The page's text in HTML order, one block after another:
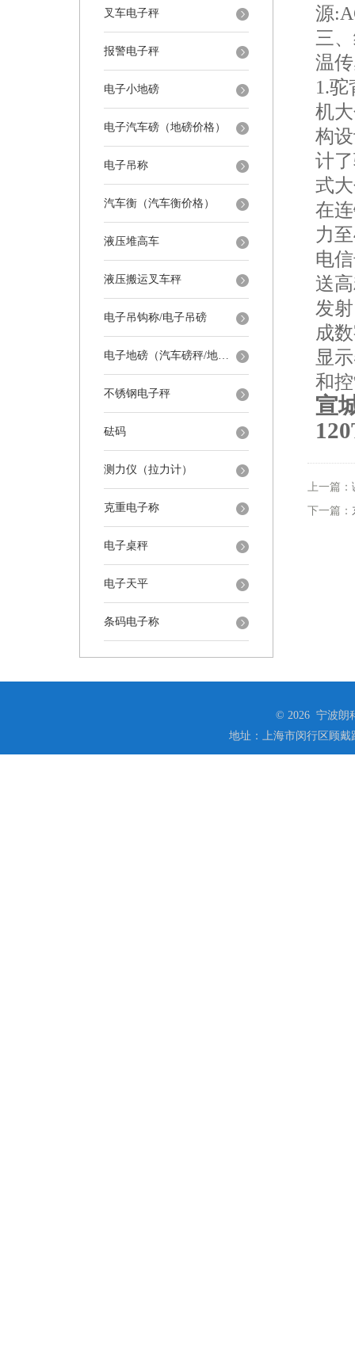
叉车电子秤
报警电子秤
电子小地磅
电子汽车磅（地磅价格）
电子吊称
汽车衡（汽车衡价格）
液压堆高车
液压搬运叉车秤
电子吊钩称/电子吊磅
电子地磅（汽车磅秤/地磅）
不锈钢电子秤
砝码
测力仪（拉力计）
克重电子称
电子桌秤
电子天平
条码电子称
源
三
温
1.
机
构
计
式
在
力
电
送
发
成
显
和
宣
上一篇：
下一篇：
© 2026 宁波朗
地址：上海市闵行区顾